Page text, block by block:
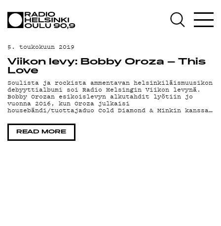
AJANKOHTAISTA
OHJELMAT
TEKIJÄT
ON-DEMAND
PODCAST
MAINOSTA
5. toukokuun 2019
Viikon levy: Bobby Oroza – This
Love
Soulista ja rockista ammentavan helsinkiläismuusikon
debyyttialbumi soi Radio Helsingin Viikon levynä.
Bobby Orozan esikoislevyn alkutahdit lyötiin jo
vuonna 2016, kun Oroza julkaisi
housebändi/tuottajaduo Cold Diamond & Minkin kanssa…
READ MORE